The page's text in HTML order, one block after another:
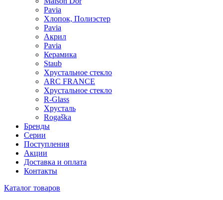
Pavia
Хлопок, Полиэстер
Pavia
Акрил
Pavia
Керамика
Staub
Хрустальное стекло
ARC FRANCE
Хрустальное стекло
R-Glass
Хрусталь
Rogaška
Бренды
Серии
Поступления
Акции
Доставка и оплата
Контакты
Каталог товаров